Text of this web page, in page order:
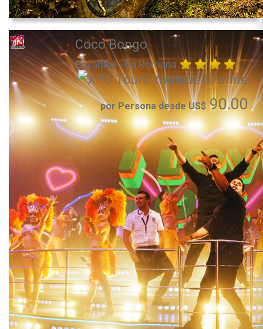
Coco Bongo
Bayahibe - La Romana
por Persona desde US$90.00